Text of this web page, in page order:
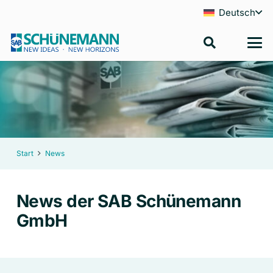
Deutsch
Start News
News der SAB Schünemann
GmbH